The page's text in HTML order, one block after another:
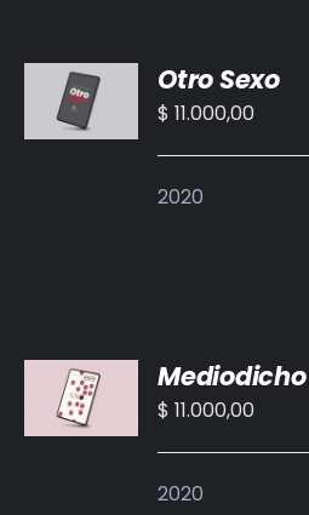
AL
CARRITO
/
Otro Sexo
$ 11.000,00
2020
AL
CARRITO
/
$ 11.000,00
2020